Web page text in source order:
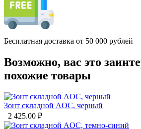
Бесплатная доставка от 50 000 рублей
Возможно, вас это
похожие товары
Зонт складной AOC, черный
2 425.00 ₽